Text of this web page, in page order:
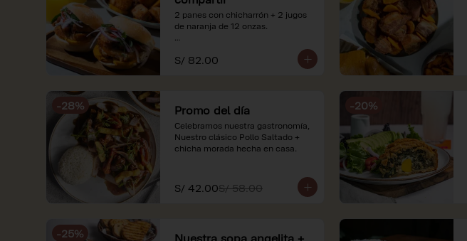
2 panes con chicharrón + 2 jugos
de naranja de 12 onzas.
expresados en soles e incluyen
S/ 82.00
-28% Promo del día
Celebramos nuestra gastronomía,
Nuestro clásico Pollo Saltado +
chicha morada hecha en casa.
S/ 42.00S/ 58.00
-20%
-25%
Nuestra sopa angelita +